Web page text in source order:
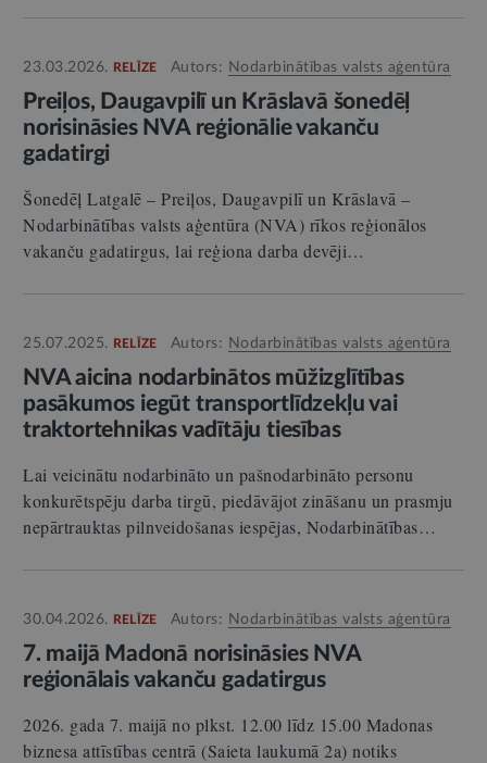
23.03.2026. RELĪZE Autors: Nodarbinātības valsts aģentūra
Preiļos, Daugavpilī un Krāslavā šonedēļ
norisināsies NVA reģionālie vakanču
gadatirgi
Šonedēļ Latgalē – Preiļos, Daugavpilī un Krāslavā –
Nodarbinātības valsts aģentūra (NVA) rīkos reģionālos
vakanču gadatirgus, lai reģiona darba devēji…
25.07.2025. RELĪZE Autors: Nodarbinātības valsts aģentūra
NVA aicina nodarbinātos mūžizglītības
pasākumos iegūt transportlīdzekļu vai
traktortehnikas vadītāju tiesības
Lai veicinātu nodarbināto un pašnodarbināto personu
konkurētspēju darba tirgū, piedāvājot zināšanu un prasmju
nepārtrauktas pilnveidošanas iespējas, Nodarbinātības…
30.04.2026. RELĪZE Autors: Nodarbinātības valsts aģentūra
7. maijā Madonā norisināsies NVA
reģionālais vakanču gadatirgus
2026. gada 7. maijā no plkst. 12.00 līdz 15.00 Madonas
biznesa attīstības centrā (Saieta laukumā 2a) notiks